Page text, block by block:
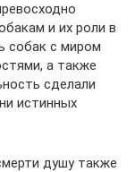
и их роли в
собак с миром
а также
сделали
истинных
душу также